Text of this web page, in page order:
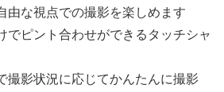
由な視点での撮影を楽しめます
でピント合わせができるタッチシャ
撮影状況に応じてかんたんに撮影